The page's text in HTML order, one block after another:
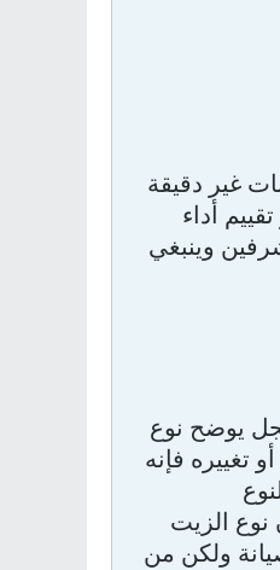
غير دقيقة
أداء
وينبغي
يوضح نوع
تغييره فإنه
نوع الزيت
ولكن من